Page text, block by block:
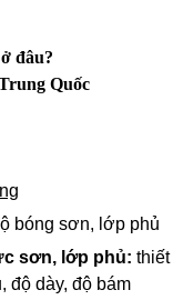
đâu?
Quốc
bóng sơn, lớp phủ
sơn, lớp phủ: thiết
độ dày, độ bám